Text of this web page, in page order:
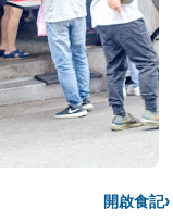
開啟食記›